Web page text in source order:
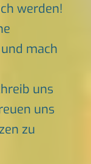
werden!
mach
uns
uns
zu